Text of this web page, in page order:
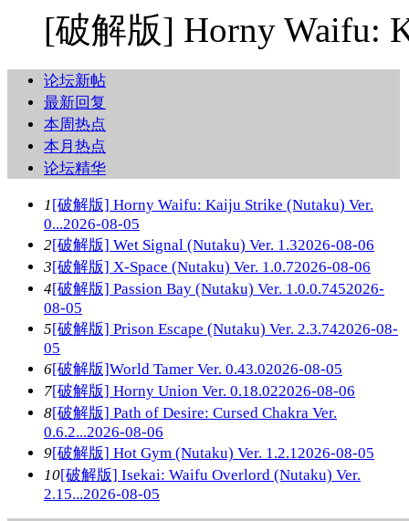
[破解版] Horny Waifu:
论坛新帖
最新回复
本周热点
本月热点
论坛精华
1[破解版] Horny Waifu: Kaiju Strike (Nutaku) Ver.
0...2026-08-05
2[破解版] Wet Signal (Nutaku) Ver. 1.32026-08-06
3[破解版] X-Space (Nutaku) Ver. 1.0.72026-08-06
4[破解版] Passion Bay (Nutaku) Ver. 1.0.0.7452026-
08-05
5[破解版] Prison Escape (Nutaku) Ver. 2.3.742026-08-
05
6[破解版]World Tamer Ver. 0.43.02026-08-05
7[破解版] Horny Union Ver. 0.18.022026-08-06
8[破解版] Path of Desire: Cursed Chakra Ver.
0.6.2...2026-08-06
9[破解版] Hot Gym (Nutaku) Ver. 1.2.12026-08-05
10[破解版] Isekai: Waifu Overlord (Nutaku) Ver.
2.15...2026-08-05